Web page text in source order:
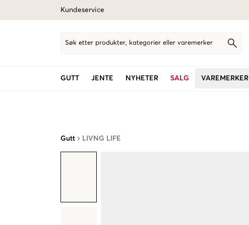
Kundeservice
Søk etter produkter, kategorier eller varemerker
GUTT JENTE NYHETER SALG VAREMERKER
Gutt LIVNG LIFE